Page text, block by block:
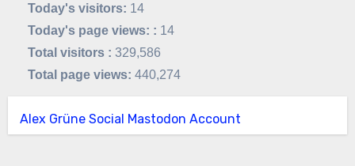
Today's visitors: 14
Today's page views: : 14
Total visitors :329,586
Total page views:440,274
Alex Grüne Social Mastodon Account